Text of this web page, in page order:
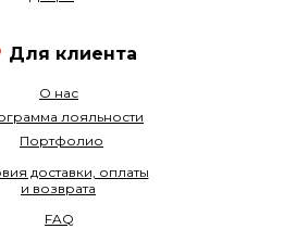
О нас
лояльности
Портфолио
доставки, оплаты
и возврата
FAQ
Для клиента